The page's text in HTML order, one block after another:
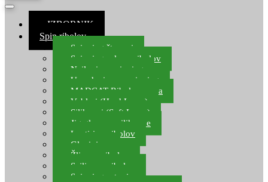
≡ IZBORNIK
Spin ribolov
Spinning štapovi
Spinning role za ribolov
Najloni za spinning
Upredenice za spinning
MADCAT Ribolov soma
Vobleri (Hard Lures)
Silikonci (Soft Lures)
Jig glave za silikonce
Leptiri za ribolov
Glavinjare
Žlice za ribolov
Sajlice za ribolov
Spinning setovi